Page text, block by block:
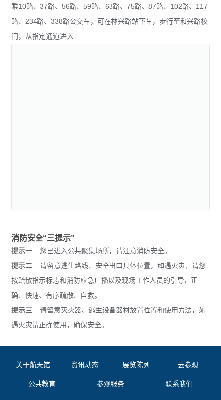
乘10路、37路、56路、59路、68路、75路、87路、102路、117
路、234路、338路公交车，可在林兴路站下车，步行至和兴路校
门，从指定通道进入
消防安全“三提示”
提示一
您已进入公共聚集场所，请注意消防安全。
提示二
请留意逃生路线、安全出口具体位置，如遇火灾，请您
按疏散指示标志和消防应急广播以及现场工作人员的引导，正
确、快速、有序疏散、自救。
提示三
请留意灭火器、逃生设备器材放置位置和使用方法，如
遇火灾请正确使用，确保安全。
关于航天馆 资讯动态 展览陈列 云参观
公共教育 参观服务 联系我们